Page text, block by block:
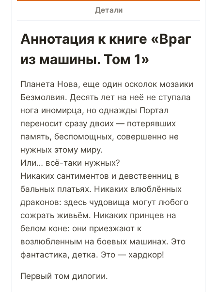
Детали
Аннотация к книге «Враг
из машины. Том 1»
Планета Нова, еще один осколок мозаики
Безмолвия. Десять лет на неё не ступала
нога иномирца, но однажды Портал
переносит сразу двоих — потерявших
память, беспомощных, совершенно не
нужных этому миру.
Или… всё-таки нужных?
Никаких сантиментов и девственниц в
бальных платьях. Никаких влюблённых
драконов: здесь чудовища могут любого
сожрать живьём. Никаких принцев на
белом коне: они приезжают к
возлюбленным на боевых машинах. Это
фантастика, детка. Это — хардкор!
Первый том дилогии.